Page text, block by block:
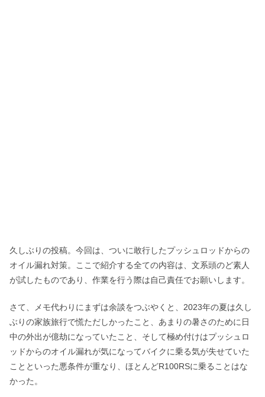
久しぶりの投稿。今回は、ついに敢行したプッシュロッドからの
オイル漏れ対策。ここで紹介する全ての内容は、文系頭のど素人
が試したものであり、作業を行う際は自己責任でお願いします。
さて、メモ代わりにまずは余談をつぶやくと、2023年の夏は久し
ぶりの家族旅行で慌ただしかったこと、あまりの暑さのために日
中の外出が億劫になっていたこと、そして極め付けはプッシュロ
ッドからのオイル漏れが気になってバイクに乗る気が失せていた
ことといった悪条件が重なり、ほとんどR100RSに乗ることはな
かった。